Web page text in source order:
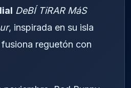
DeBÍ TiRAR MáS
, inspirada en su isla
reguetón con